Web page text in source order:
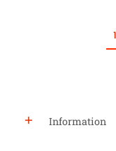
1
Information